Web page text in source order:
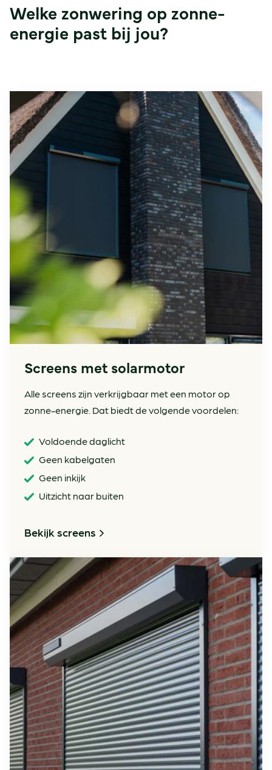
Welke zonwering op zonne-
energie past bij jou?
Screens met solarmotor
Alle screens zijn verkrijgbaar met een motor op
zonne-energie. Dat biedt de volgende voordelen:
Voldoende daglicht
Geen kabelgaten
Geen inkijk
Uitzicht naar buiten
Bekijk screens